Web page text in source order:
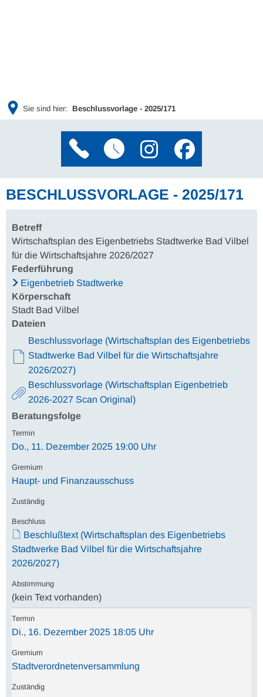
Sie sind hier: Beschlussvorlage - 2025/171
BESCHLUSSVORLAGE - 2025/171
Betreff
Wirtschaftsplan des Eigenbetriebs Stadtwerke Bad Vilbel
für die Wirtschaftsjahre 2026/2027
Federführung
Eigenbetrieb Stadtwerke
Körperschaft
Stadt Bad Vilbel
Dateien
Beschlussvorlage (Wirtschaftsplan des Eigenbetriebs
Stadtwerke Bad Vilbel für die Wirtschaftsjahre
2026/2027)
Beschlussvorlage (Wirtschaftsplan Eigenbetrieb
2026-2027 Scan Original)
Beratungsfolge
Do., 11. Dezember 2025 19:00 Uhr
Haupt- und Finanzausschuss
Beschlußtext (Wirtschaftsplan des Eigenbetriebs
Stadtwerke Bad Vilbel für die Wirtschaftsjahre
2026/2027)
(kein Text vorhanden)
Di., 16. Dezember 2025 18:05 Uhr
Stadtverordnetenversammlung